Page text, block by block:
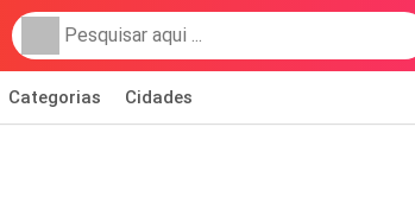
Categorias Cidades